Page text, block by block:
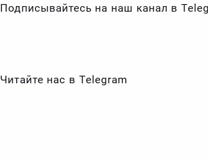
Подписывайтесь на наш канал в
Читайте нас в Telegram